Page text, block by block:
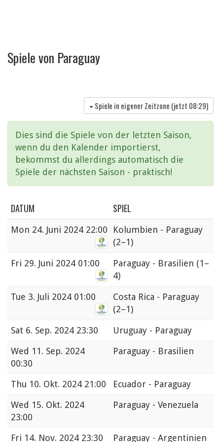
Spiele von Paraguay
Spiele in eigener Zeitzone (jetzt 08:29)
Dies sind die Spiele von der letzten Saison,
wenn du den Kalender importierst,
bekommst du allerdings automatisch die
Spiele der nächsten Saison - praktisch!
DATUM SPIEL
Mon 24. Juni 2024 22:00
Kolumbien - Paraguay
(2–1)
Fri 29. Juni 2024 01:00 Paraguay - Brasilien (1–
4)
Tue 3. Juli 2024 01:00
Costa Rica - Paraguay
(2–1)
Sat 6. Sep. 2024 23:30
Uruguay - Paraguay
Wed 11. Sep. 2024
00:30
Paraguay - Brasilien
Thu 10. Okt. 2024 21:00
Ecuador - Paraguay
Wed 15. Okt. 2024
23:00
Paraguay - Venezuela
Fri 14. Nov. 2024 23:30 Paraguay - Argentinien